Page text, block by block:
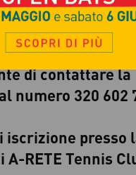
servizi.
interessato si
di contattare la
numero 320 602
iscrizione presso
A-RETE Tennis